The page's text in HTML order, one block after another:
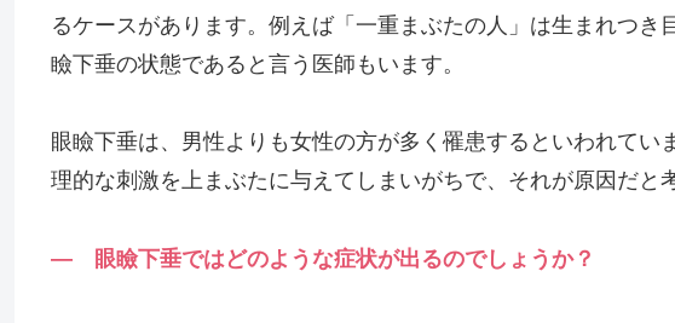
るケースがあります。例えば「一重まぶたの人」は生まれつ
瞼下垂の状態であると言う医師もいます。
眼瞼下垂は、男性よりも女性の方が多く罹患するといわれて
理的な刺激を上まぶたに与えてしまいがちで、それが原因だと
— 眼瞼下垂ではどのような症状が出るのでしょうか？